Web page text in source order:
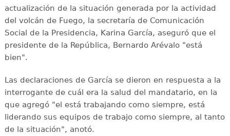
actualización de la situación generada por la actividad
del volcán de Fuego, la secretaría de Comunicación
Social de la Presidencia, Karina García, aseguró que el
presidente de la República, Bernardo Arévalo "está
bien".
Las declaraciones de García se dieron en respuesta a la
interrogante de cuál era la salud del mandatario, en la
que agregó "el está trabajando como siempre, está
liderando sus equipos de trabajo como siempre, al tanto
de la situación", anotó.